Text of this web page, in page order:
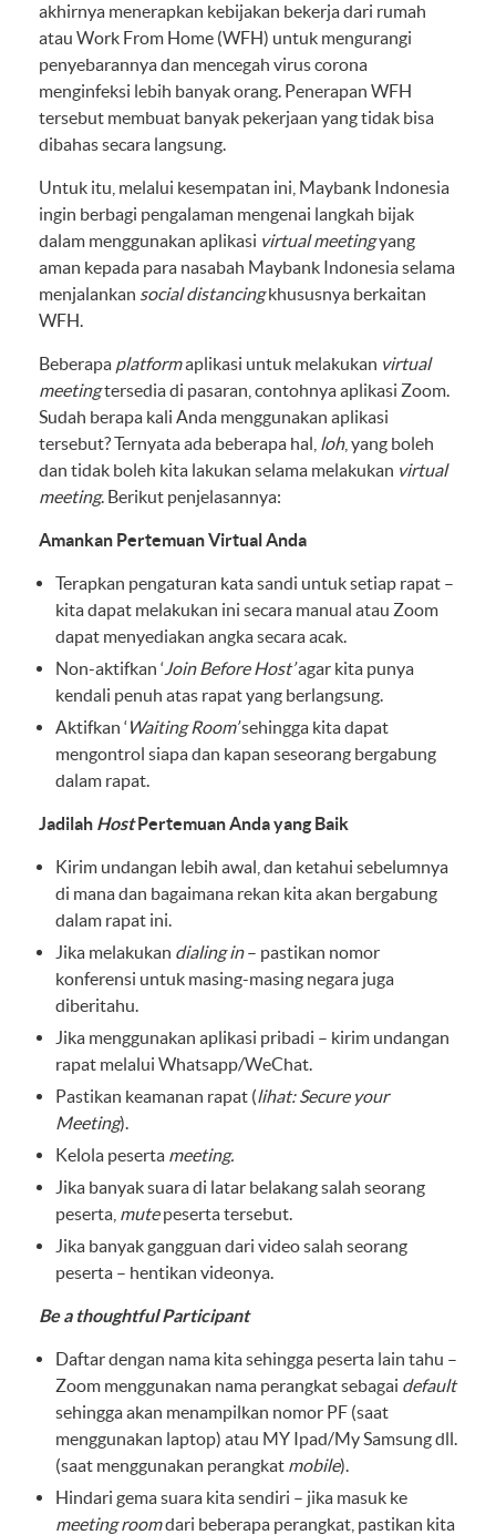
akhirnya menerapkan kebijakan bekerja dari rumah
atau Work From Home (WFH) untuk mengurangi
penyebarannya dan mencegah virus corona
menginfeksi lebih banyak orang. Penerapan WFH
tersebut membuat banyak pekerjaan yang tidak bisa
dibahas secara langsung.
Untuk itu, melalui kesempatan ini, Maybank Indonesia
ingin berbagi pengalaman mengenai langkah bijak
dalam menggunakan aplikasi virtual meetingyang
aman kepada para nasabah Maybank Indonesia selama
menjalankan social distancingkhususnya berkaitan
WFH.
Beberapa platformaplikasi untuk melakukan virtual
meetingtersedia di pasaran, contohnya aplikasi Zoom.
Sudah berapa kali Anda menggunakan aplikasi
tersebut? Ternyata ada beberapa hal, loh, yang boleh
dan tidak boleh kita lakukan selama melakukan virtual
meeting. Berikut penjelasannya:
Amankan Pertemuan Virtual Anda
Terapkan pengaturan kata sandi untuk setiap rapat –
kita dapat melakukan ini secara manual atau Zoom
dapat menyediakan angka secara acak.
Non-aktifkan ‘Join Before Host’agar kita punya
kendali penuh atas rapat yang berlangsung.
Aktifkan ‘Waiting Room’sehingga kita dapat
mengontrol siapa dan kapan seseorang bergabung
dalam rapat.
Jadilah HostPertemuan Anda yang Baik
Kirim undangan lebih awal, dan ketahui sebelumnya
di mana dan bagaimana rekan kita akan bergabung
dalam rapat ini.
Jika melakukan dialing in– pastikan nomor
konferensi untuk masing-masing negara juga
diberitahu.
Jika menggunakan aplikasi pribadi – kirim undangan
rapat melalui Whatsapp/WeChat.
Pastikan keamanan rapat (lihat: Secure your
Meeting).
Kelola peserta meeting.
Jika banyak suara di latar belakang salah seorang
peserta, mutepeserta tersebut.
Jika banyak gangguan dari video salah seorang
peserta – hentikan videonya.
Be a thoughtful Participant
Daftar dengan nama kita sehingga peserta lain tahu –
Zoom menggunakan nama perangkat sebagai default
sehingga akan menampilkan nomor PF (saat
menggunakan laptop) atau MY Ipad/My Samsung dll.
(saat menggunakan perangkat mobile).
Hindari gema suara kita sendiri – jika masuk ke
meeting roomdari beberapa perangkat, pastikan kita